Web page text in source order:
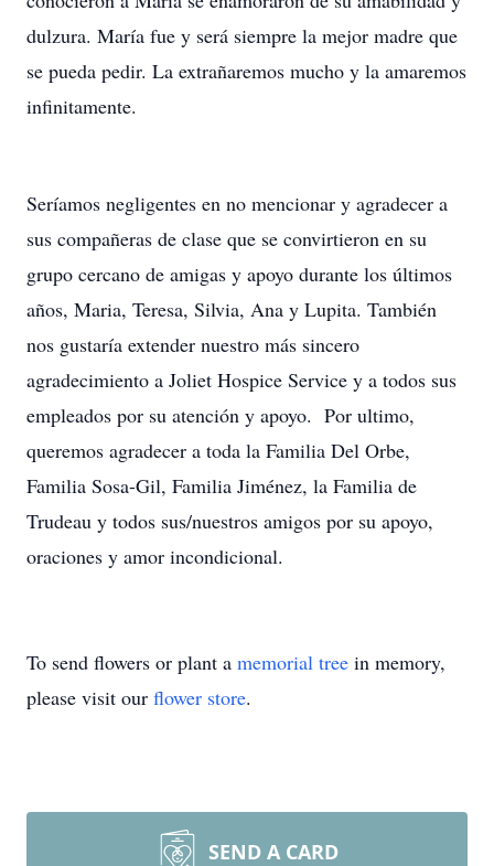
dulzura. María fue y será siempre la mejor madre que
se pueda pedir. La extrañaremos mucho y la amaremos
infinitamente.
Seríamos negligentes en no mencionar y agradecer a
sus compañeras de clase que se convirtieron en su
grupo cercano de amigas y apoyo durante los últimos
años, Maria, Teresa, Silvia, Ana y Lupita. También
nos gustaría extender nuestro más sincero
agradecimiento a Joliet Hospice Service y a todos sus
empleados por su atención y apoyo. Por ultimo,
queremos agradecer a toda la Familia Del Orbe,
Familia Sosa-Gil, Familia Jiménez, la Familia de
Trudeau y todos sus/nuestros amigos por su apoyo,
oraciones y amor incondicional.
To send flowers or plant a memorial tree in memory,
please visit our flower store.
SEND A CARD